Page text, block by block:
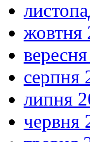
жовтня
серпня
липня
червня